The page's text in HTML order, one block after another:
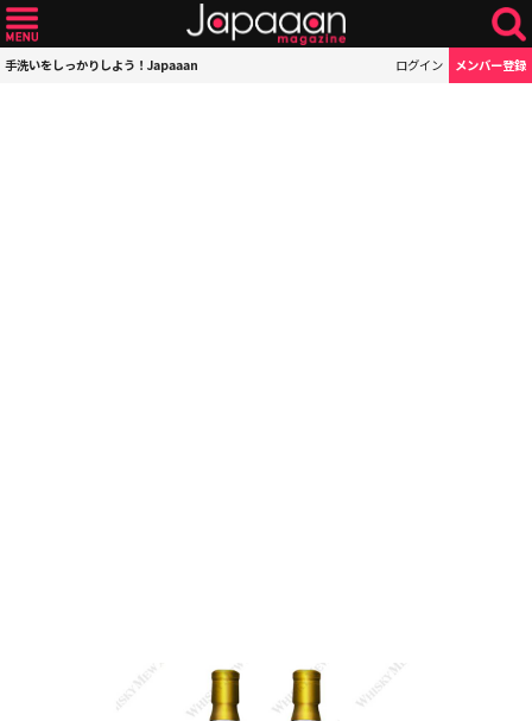
手洗いをしっかりしよう！Japaaan ログイン メンバー登録